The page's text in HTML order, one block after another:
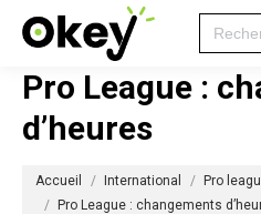
Search
for:
Pro League :
d’heures
Accueil International
Pro
Pro League : changements